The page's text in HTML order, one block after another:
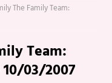
The Family Team:
Team:
03/2007